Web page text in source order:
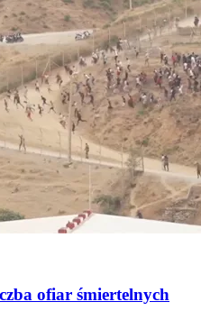
ofiar śmiertelnych